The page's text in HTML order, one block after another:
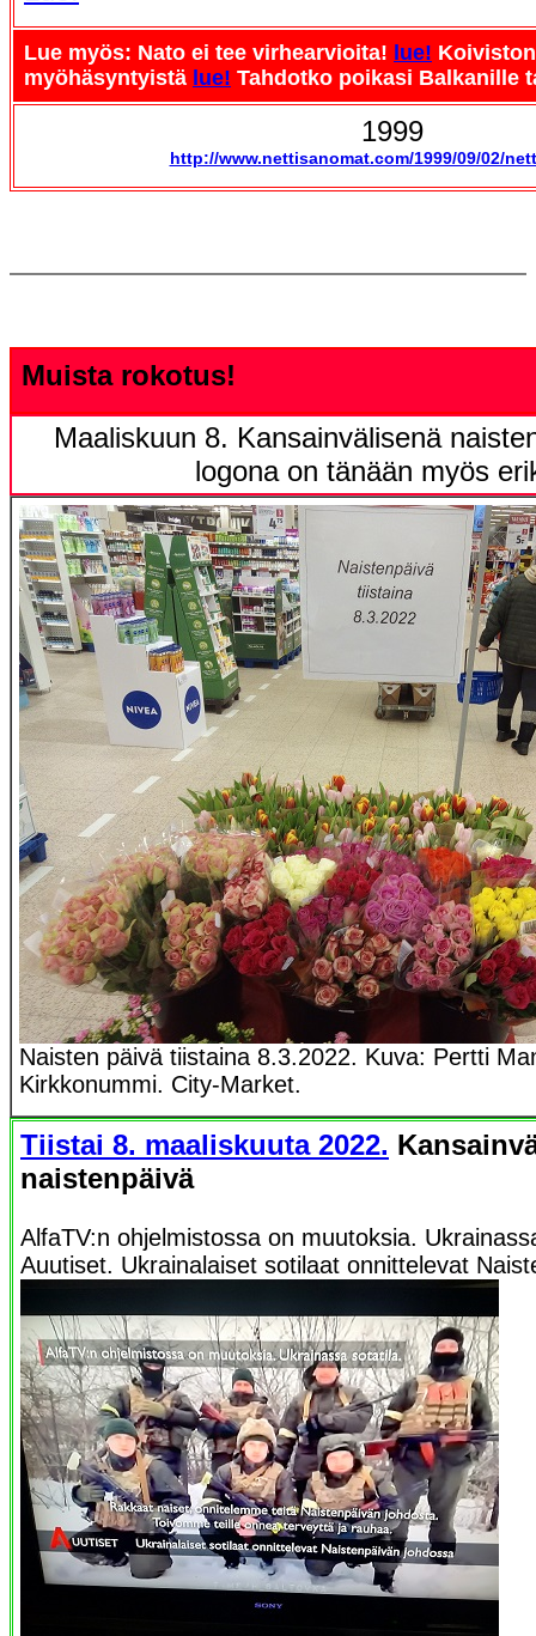
Lue myös: Nato ei tee virhearvioita! lue!
myöhäsyntyistä lue! Tahdotko poikasi Balkanille
1999
http://www.nettisanomat.com/1999/09/02/
Muista rokotus!
Maaliskuun 8. Kansainvälisenä
logona on tänään myös
Naisten päivä tiistaina 8.3.2022. Kuva: Pertti
Kirkkonummi. City-Market.
Tiistai 8. maaliskuuta 2022.
naistenpäivä
AlfaTV:n ohjelmistossa on muutoksia.
Auutiset. Ukrainalaiset sotilaat onnittelevat